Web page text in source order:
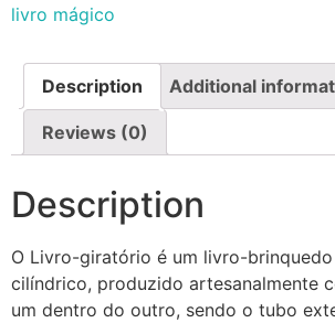
livro mágico
Description Additional
Reviews (0)
Description
O Livro-giratório é um livro-
cilíndrico, produzido artesanalmente
um dentro do outro, sendo o tubo